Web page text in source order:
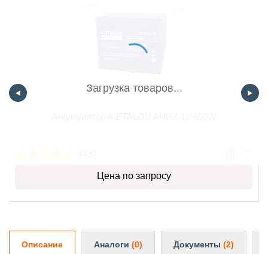
Загрузка товаров...
Цена по запросу
Описание Аналоги (0) Документы (2)